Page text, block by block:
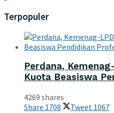
Terpopuler
Perdana,
Kuota Beasiswa
4269 shares
Share 1708 Tweet 1067